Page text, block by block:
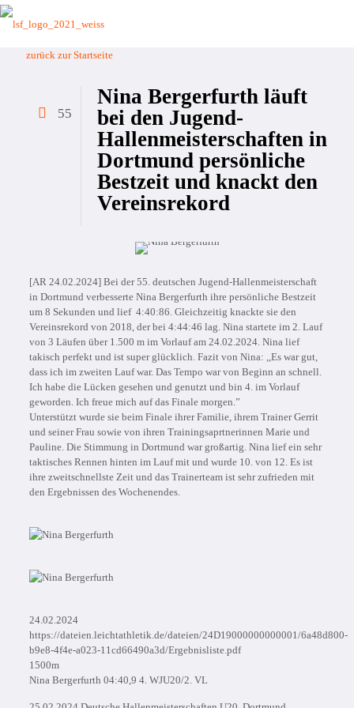
zurück zur Startseite
55
Nina Bergerfurth läuft
bei den Jugend-
Hallenmeisterschaften in
Dortmund persönliche
Bestzeit und knackt den
Vereinsrekord
[AR 24.02.2024] Bei der 55. deutschen Jugend-Hallenmeisterschaft
in Dortmund verbesserte Nina Bergerfurth ihre persönliche Bestzeit
um 8 Sekunden und lief 4:40:86. Gleichzeitig knackte sie den
Vereinsrekord von 2018, der bei 4:44:46 lag. Nina startete im 2. Lauf
von 3 Läufen über 1.500 m im Vorlauf am 24.02.2024. Nina lief
takisch perfekt und ist super glücklich. Fazit von Nina: ,,Es war gut,
dass ich im zweiten Lauf war. Das Tempo war von Beginn an schnell.
Ich habe die Lücken gesehen und genutzt und bin 4. im Vorlauf
geworden. Ich freue mich auf das Finale morgen.”
Unterstützt wurde sie beim Finale ihrer Familie, ihrem Trainer Gerrit
und seiner Frau sowie von ihren Trainingsaprtnerinnen Marie und
Pauline. Die Stimmung in Dortmund war großartig. Nina lief ein sehr
taktisches Rennen hinten im Lauf mit und wurde 10. von 12. Es ist
ihre zweitschnellste Zeit und das Trainerteam ist sehr zufrieden mit
den Ergebnissen des Wochenendes.
24.02.2024
https://dateien.leichtathletik.de/dateien/24D19000000000001/6a48d800-
b9e8-4f4e-a023-11cd66490a3d/Ergebnisliste.pdf
1500m
Nina Bergerfurth 04:40,9 4. WJU20/2. VL